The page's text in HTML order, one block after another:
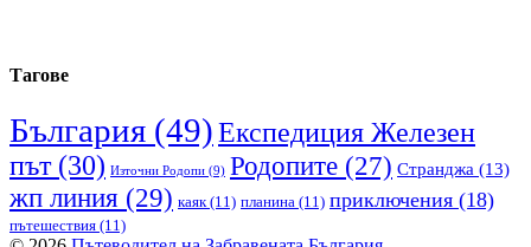
Тагове
България (49)Експедиция Железен
път(30) Източни Родопи (9) Родопите (27) Странджа (13)
жп линия (29) каяк(11) планина (11) приключения (18)
пътешествия (11)